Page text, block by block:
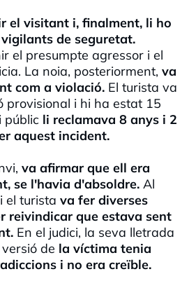
el visitant i, finalment, li ho
de seguretat.
el presumpte agressor i el
La noia, posteriorment, va
com a violació. El turista va
provisional i hi ha estat 15
públic li reclamava 8 anys i 2
aquest incident.
va afirmar que ell era
se l'havia d'absoldre. Al
el turista va fer diverses
reivindicar que estava sent
En el judici, la seva lletrada
de la víctima tenia
i no era creïble.